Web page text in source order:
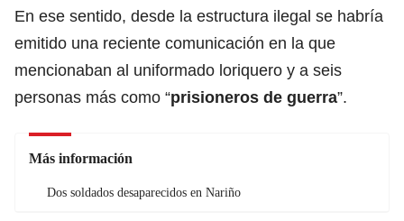
En ese sentido, desde la estructura ilegal se habría
emitido una reciente comunicación en la que
mencionaban al uniformado loriquero y a seis
personas más como “prisioneros de guerra”.
Más información
Dos soldados desaparecidos en Nariño